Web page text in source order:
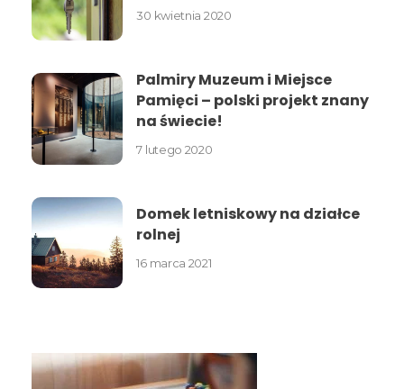
30 kwietnia 2020
Palmiry Muzeum i Miejsce
Pamięci – polski projekt znany
na świecie!
7 lutego 2020
Domek letniskowy na działce
rolnej
16 marca 2021